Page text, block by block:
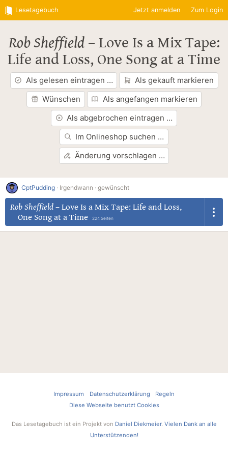
Lesetagebuch Jetzt anmelden Zum Login
Rob Sheffield– Love Is a Mix Tape:
Life and Loss, One Song at a Time
Als gelesen eintragen …
Als gekauft markieren
Wünschen
Als angefangen markieren
Als abgebrochen eintragen …
Im Onlineshop suchen …
Änderung vorschlagen …
CptPudding · Irgendwann · gewünscht
Rob Sheffield – Love Is a Mix Tape: Life and Loss,
One Song at a Time
224 Seiten
Impressum Datenschutzerklärung
Regeln
Diese Webseite benutzt Cookies
Das Lesetagebuch ist ein Projekt von Daniel Diekmeier. Vielen Dank an alle
Unterstützenden!